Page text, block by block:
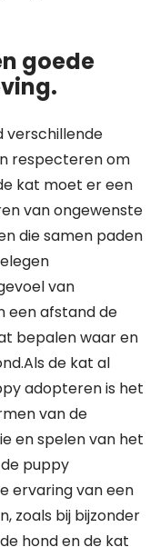
goede
verschillende
respecteren om
kat moet er een
van ongewenste
die samen paden
van
een afstand de
bepalen waar en
de kat al
adopteren is het
van de
en spelen van het
puppy
ervaring van een
zoals bij bijzonder
hond en de kat